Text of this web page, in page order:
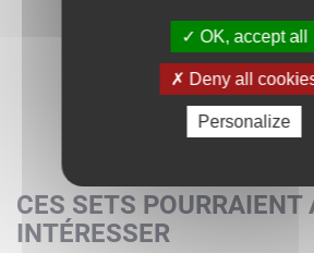
CES SETS POURRAIENT
INTÉRESSER
OK, accept all
Deny all
Personalize